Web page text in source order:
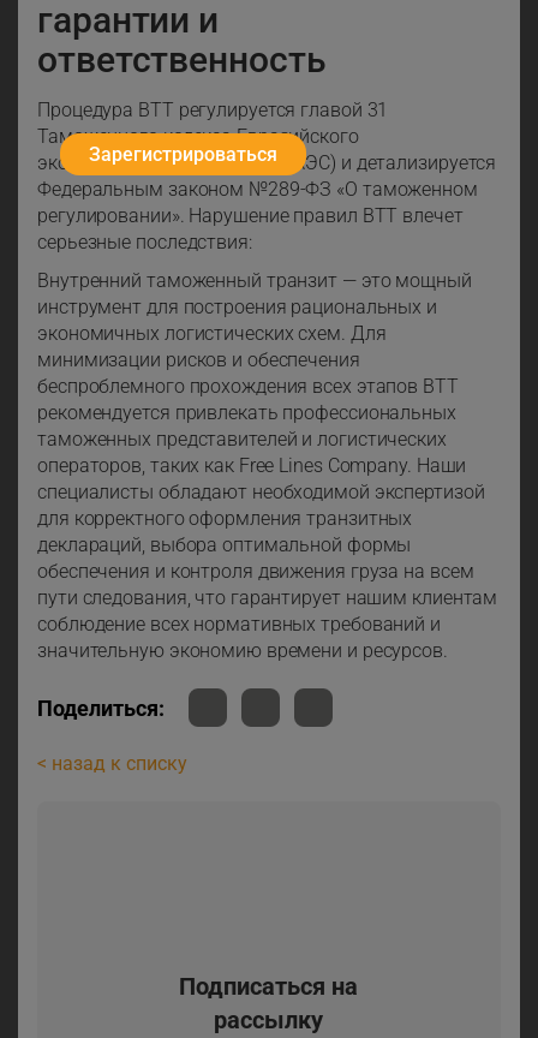
гарантии и
ответственность
Процедура ВТТ регулируется главой 31
Таможенного кодекса Евразийского
экономического союза (ТК ЕАЭС) и детализируется
Федеральным законом №289-ФЗ «О таможенном
регулировании». Нарушение правил ВТТ влечет
серьезные последствия:
Внутренний таможенный транзит — это мощный
инструмент для построения рациональных и
экономичных логистических схем. Для
минимизации рисков и обеспечения
беспроблемного прохождения всех этапов ВТТ
рекомендуется привлекать профессиональных
таможенных представителей и логистических
операторов, таких как Free Lines Company. Наши
специалисты обладают необходимой экспертизой
для корректного оформления транзитных
деклараций, выбора оптимальной формы
обеспечения и контроля движения груза на всем
пути следования, что гарантирует нашим клиентам
соблюдение всех нормативных требований и
значительную экономию времени и ресурсов.
Поделиться:
< назад к списку
Подписаться на
рассылку
Зарегистрироваться